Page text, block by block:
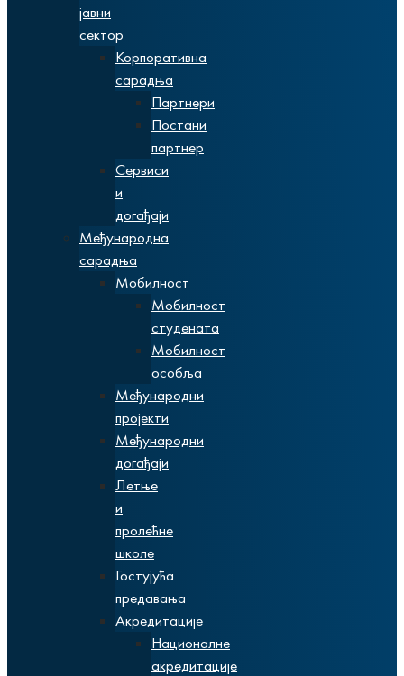
јавни
сектор
Корпоративна
сарадња
Партнери
Постани
партнер
Сервиси
и
догађаји
Међународна
сарадња
Мобилност
Мобилност
студената
Мобилност
особља
Међународни
пројекти
Међународни
догађаји
Летње
и
пролећне
школе
Гостујућа
предавања
Акредитације
Националне
акредитације